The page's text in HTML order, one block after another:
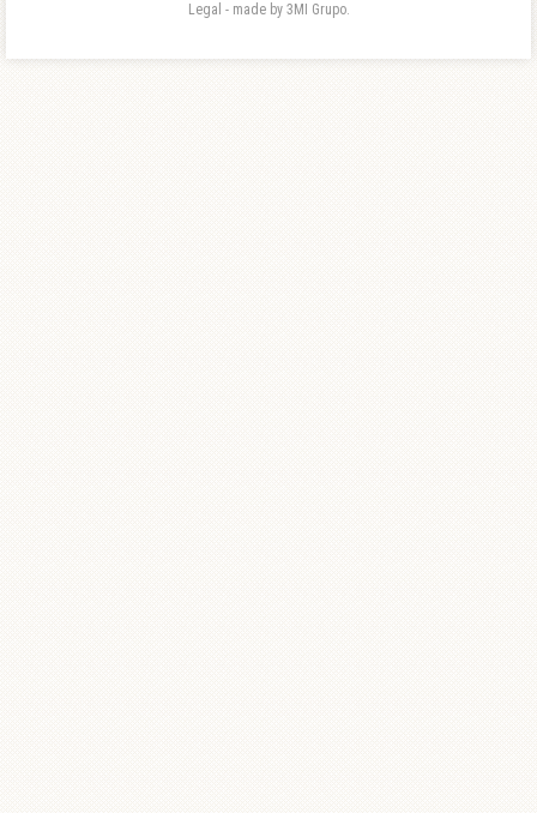
Legal - made by 3MI Grupo.